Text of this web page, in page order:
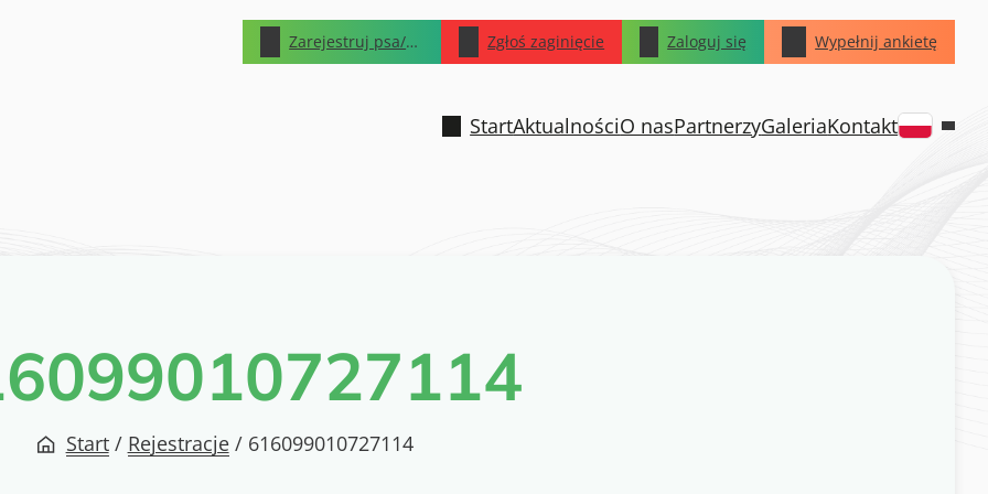
Zarejestruj psa/kota Zgłoś zaginięcie Zaloguj się Wypełnij ankietę
StartAktualnościO nasPartnerzyGaleriaKontakt
Start / Rejestracje / 616099010727114